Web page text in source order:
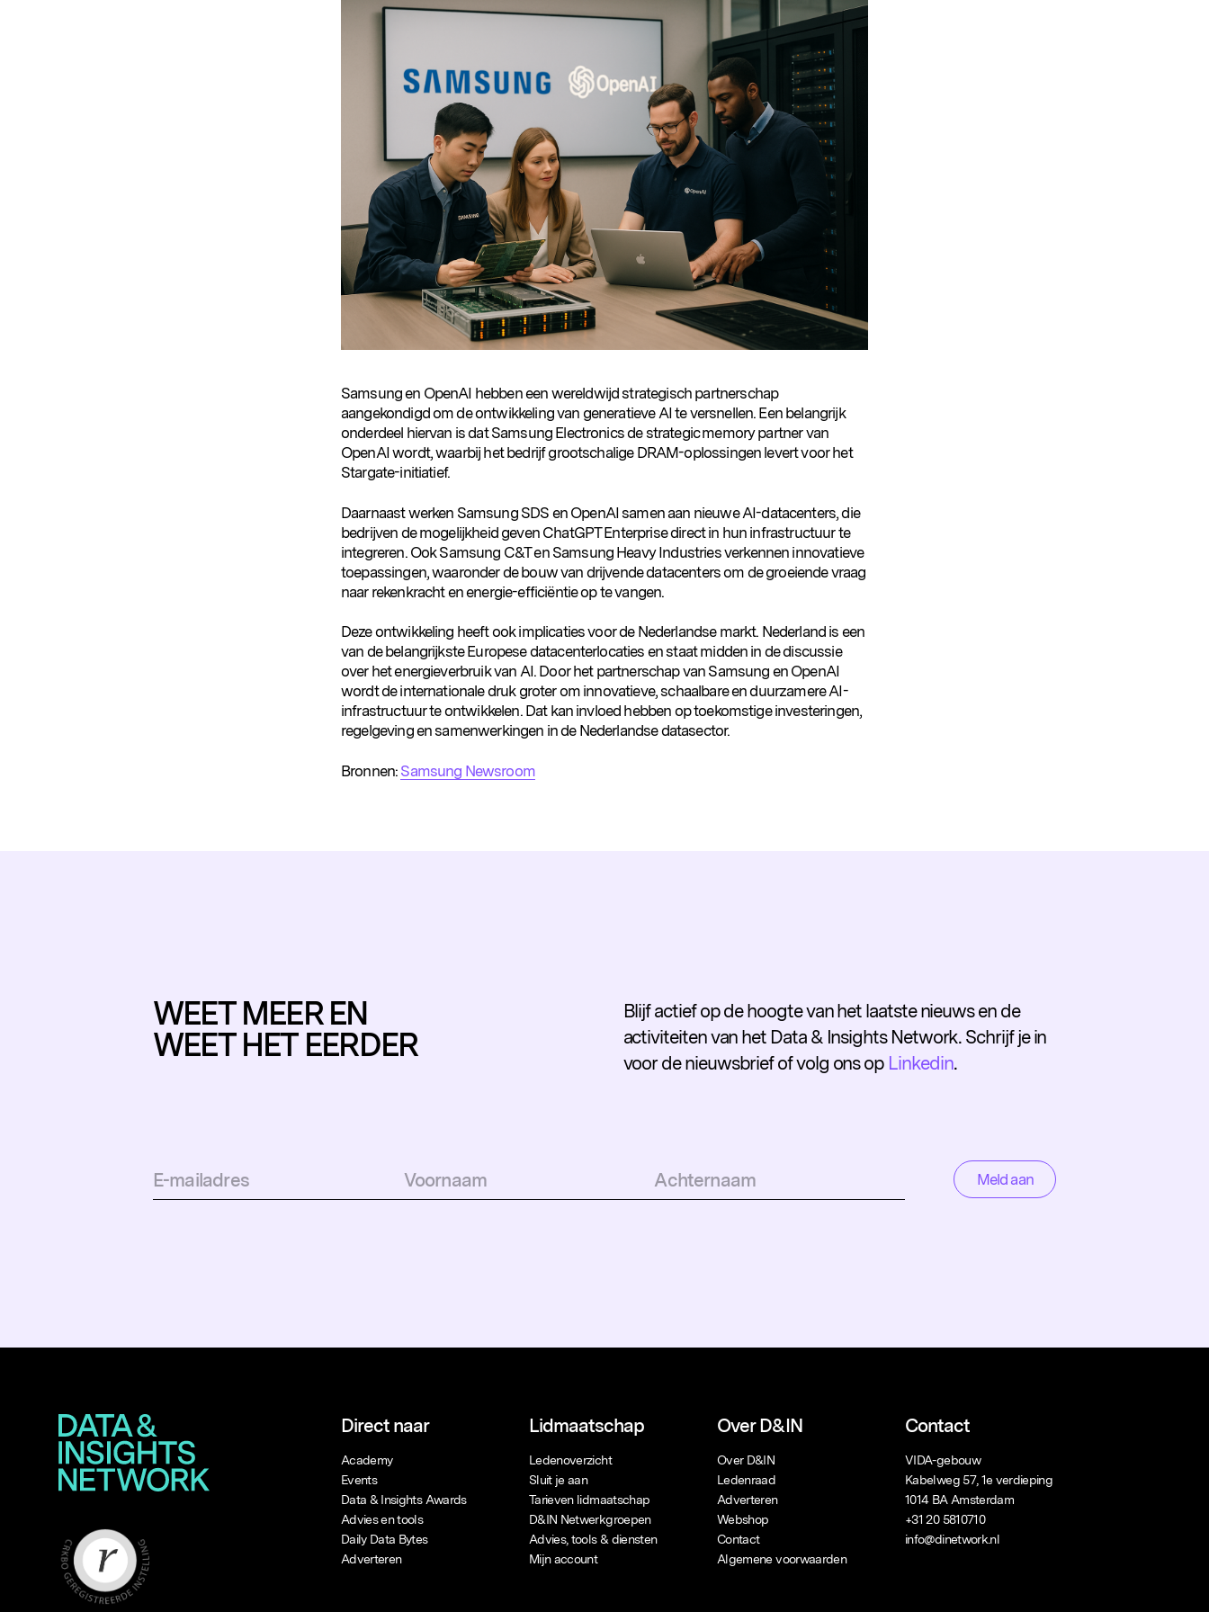
Samsung en OpenAI hebben een wereldwijd strategisch partnerschap
aangekondigd om de ontwikkeling van generatieve AI te versnellen. Een belangrijk
onderdeel hiervan is dat Samsung Electronics de strategic memory partner van
OpenAI wordt, waarbij het bedrijf grootschalige DRAM-oplossingen levert voor het
Stargate-initiatief.
Daarnaast werken Samsung SDS en OpenAI samen aan nieuwe AI-datacenters, die
bedrijven de mogelijkheid geven ChatGPT Enterprise direct in hun infrastructuur te
integreren. Ook Samsung C&T en Samsung Heavy Industries verkennen innovatieve
toepassingen, waaronder de bouw van drijvende datacenters om de groeiende vraag
naar rekenkracht en energie-efficiëntie op te vangen.
Deze ontwikkeling heeft ook implicaties voor de Nederlandse markt. Nederland is een
van de belangrijkste Europese datacenterlocaties en staat midden in de discussie
over het energieverbruik van AI. Door het partnerschap van Samsung en OpenAI
wordt de internationale druk groter om innovatieve, schaalbare en duurzamere AI-
infrastructuur te ontwikkelen. Dat kan invloed hebben op toekomstige investeringen,
regelgeving en samenwerkingen in de Nederlandse datasector.
Bronnen: Samsung Newsroom
WEET MEER EN
WEET HET EERDER
Blijf actief op de hoogte van het laatste nieuws en de
activiteiten van het Data & Insights Network. Schrijf je in
voor de nieuwsbrief of volg ons op Linkedin.
Direct naar
Academy
Events
Data & Insights Awards
Advies en tools
Daily Data Bytes
Adverteren
Lidmaatschap
Ledenoverzicht
Sluit je aan
Tarieven lidmaatschap
D&IN Netwerkgroepen
Advies, tools & diensten
Mijn account
Over D&IN
Over D&IN
Ledenraad
Adverteren
Webshop
Contact
Algemene voorwaarden
Contact
VIDA-gebouw
Kabelweg 57, 1e verdieping
1014 BA Amsterdam
+31 20 5810710
info@dinetwork.nl